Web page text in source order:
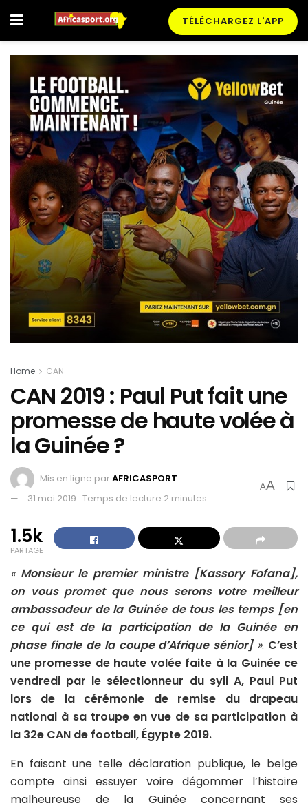
TÉLÉCHARGEZ L'APP
Home CAN
CAN 2019 : Paul Put fait une
promesse de haute volée à
la Guinée ?
Mis en ligne parAFRICASPORT
31 mai 2019 Temps de lecture:2 minutes
AA
1.5k
PARTAGE
« Monsieur le premier ministre [Kassory Fofana],
on vous promet que nous serons votre meilleur
ambassadeur de la Guinée de tous les temps [en
ce qui est de la participation de la Guinée en
phase finale de la coupe d’Afrique sénior] ». C’est
une promesse de haute volée faite à la Guinée ce
vendredi par le sélectionneur du syli A, Paul Put
lors de la cérémonie de remise du drapeau
national à sa troupe en vue de sa participation à
la 32e CAN de football, Égypte 2019.
En faisant une telle déclaration publique, le belge
compte ainsi essuyer voire dégommer l’histoire
malheureuse de la Guinée concernant ses